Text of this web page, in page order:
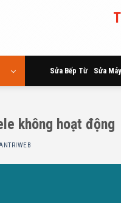
Sửa Bếp Từ Sửa
không hoạt động